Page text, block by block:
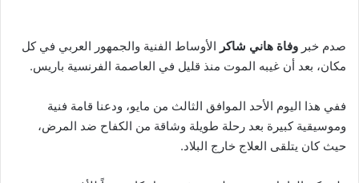
صدم خبر وفاة هاني شاكر الأوساط الفنية والجمهور العربي في كل
مكان، بعد أن غيبه الموت منذ قليل في العاصمة الفرنسية باريس.
ففي هذا اليوم الأحد الموافق الثالث من مايو، ودعنا قامة فنية
وموسيقية كبيرة بعد رحلة طويلة وشاقة من الكفاح ضد المرض،
حيث كان يتلقى العلاج خارج البلاد.